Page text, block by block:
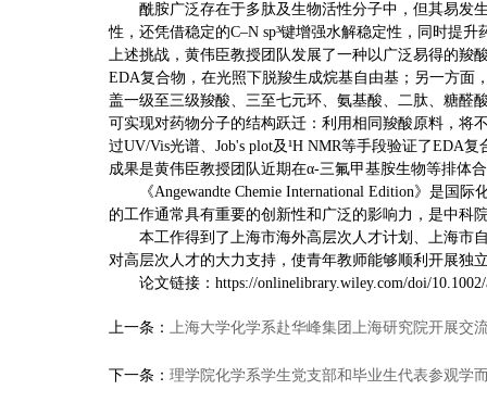
酰胺广泛存在于多肽及生物活性分子中，但其易发
性，还凭借稳定的C–N sp³键增强水解稳定性，同时提
上述挑战，黄伟臣教授团队发展了一种以广泛易得的羧
EDA复合物，在光照下脱羧生成烷基自由基；另一方面
盖一级至三级羧酸、三至七元环、氨基酸、二肽、糖醛
可实现对药物分子的结构跃迁：利用相同羧酸原料，将
过UV/Vis光谱、Job's plot及¹H NMR等手段验证了EDA
成果是黄伟臣教授团队近期在α-三氟甲基胺生物等排体
《Angewandte Chemie International Edition》是
的工作通常具有重要的创新性和广泛的影响力，是中科
本工作得到了上海市海外高层次人才计划、上海市
对高层次人才的大力支持，使青年教师能够顺利开展独
论文链接：https://onlinelibrary.wiley.com/doi/10.1002/
上一条： 上海大学化学系赴华峰集团上海研究院开展交
下一条： 理学院化学系学生党支部和毕业生代表参观学